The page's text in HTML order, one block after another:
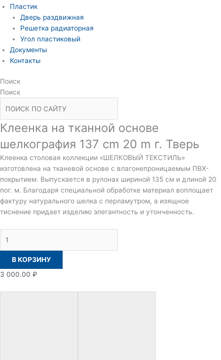
Пластик
Дверь раздвижная
Решетка радиаторная
Угол пластиковый
Документы
Контакты
Поиск
Поиск
Клеенка на тканной основе
шелкография 137 cm 20 m г. Тверь
Клеенка столовая коллекции «ШЕЛКОВЫЙ ТЕКСТИЛЬ»
изготовлена на тканевой основе с влагонепроницаемым ПВХ-
покрытием. Выпускается в рулонах шириной 135 см и длиной 20
пог. м. Благодаря специальной обработке материал воплощает
фактуру натурального шелка с перламутром, а изящное
тиснение придает изделию элегантность и утонченность.
В КОРЗИНУ
3 000.00 ₽